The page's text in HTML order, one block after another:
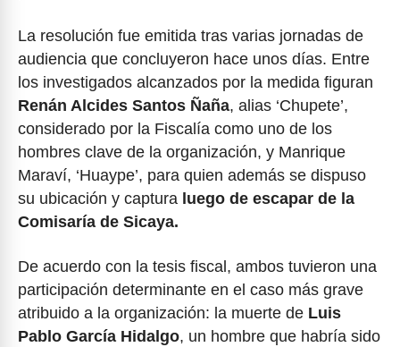
La resolución fue emitida tras varias jornadas de
audiencia que concluyeron hace unos días. Entre
los investigados alcanzados por la medida figuran
Renán Alcides Santos Ñaña, alias ‘Chupete’,
considerado por la Fiscalía como uno de los
hombres clave de la organización, y Manrique
Maraví, ‘Huaype’, para quien además se dispuso
su ubicación y captura luego de escapar de la
Comisaría de Sicaya.
De acuerdo con la tesis fiscal, ambos tuvieron una
participación determinante en el caso más grave
atribuido a la organización: la muerte de Luis
Pablo García Hidalgo, un hombre que habría sido